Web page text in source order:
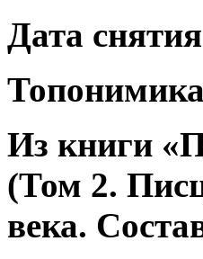
Дата
Из книги
(Том 2.
века.